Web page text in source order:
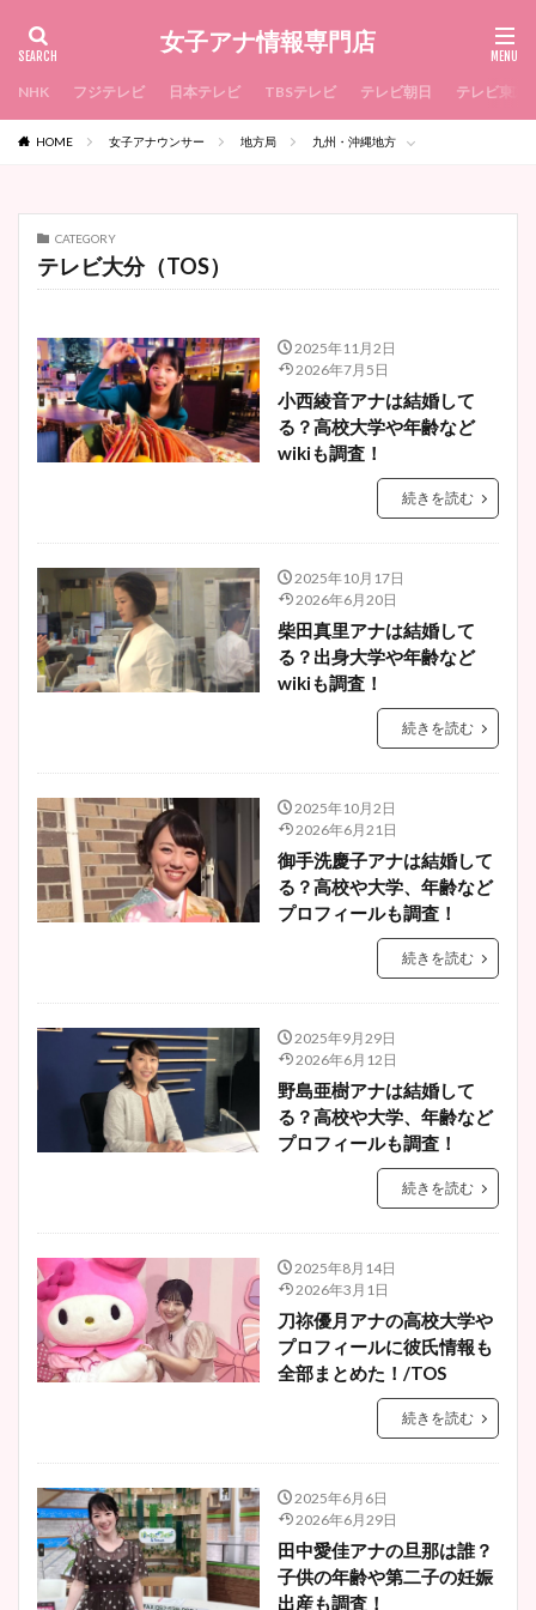
女子アナ情報専門店
NHK フジテレビ 日本テレビ TBSテレビ テレビ朝日 テレビ東京
HOME 女子アナウンサー 地方局 九州・沖縄地方
CATEGORY
テレビ大分（TOS）
2025年11月2日
2026年7月5日
小西綾音アナは結婚して
る？高校大学や年齢など
wikiも調査！
続きを読む
2025年10月17日
2026年6月20日
柴田真里アナは結婚して
る？出身大学や年齢など
wikiも調査！
続きを読む
2025年10月2日
2026年6月21日
御手洗慶子アナは結婚して
る？高校や大学、年齢など
プロフィールも調査！
続きを読む
2025年9月29日
2026年6月12日
野島亜樹アナは結婚して
る？高校や大学、年齢など
プロフィールも調査！
続きを読む
2025年8月14日
2026年3月1日
刀祢優月アナの高校大学や
プロフィールに彼氏情報も
全部まとめた！/TOS
続きを読む
2025年6月6日
2026年6月29日
田中愛佳アナの旦那は誰？
子供の年齢や第二子の妊娠
出産も調査！